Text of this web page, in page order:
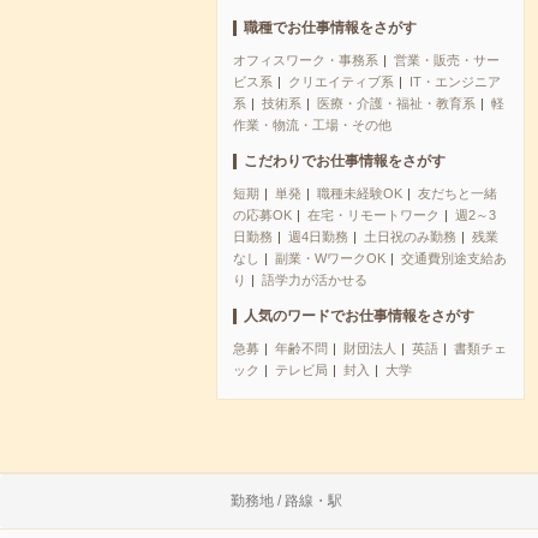
職種でお仕事情報をさがす
オフィスワーク・事務系
営業・販売・サー
ビス系
クリエイティブ系
IT・エンジニア
系
技術系 医療・介護・福祉・教育系
軽
作業・物流・工場・その他
こだわりでお仕事情報をさがす
短期 単発 職種未経験OK
友だちと一緒
の応募OK
在宅・リモートワーク
週2～3
日勤務
週4日勤務 土日祝のみ勤務
残業
なし
副業・WワークOK
交通費別途支給あ
り
語学力が活かせる
人気のワードでお仕事情報をさがす
急募 年齢不問 財団法人 英語
書類チェ
ック
テレビ局 封入 大学
勤務地 / 路線・駅